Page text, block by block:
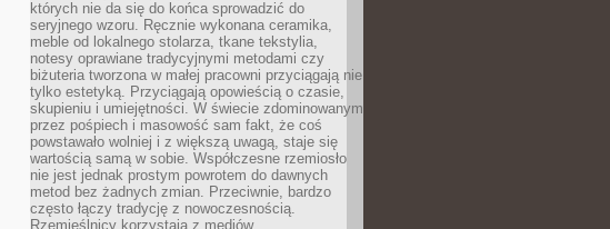
których nie da się do końca sprowadzić do
seryjnego wzoru. Ręcznie wykonana ceramika,
meble od lokalnego stolarza, tkane tekstylia,
notesy oprawiane tradycyjnymi metodami czy
biżuteria tworzona w małej pracowni przyciągają nie
tylko estetyką. Przyciągają opowieścią o czasie,
skupieniu i umiejętności. W świecie zdominowanym
przez pośpiech i masowość sam fakt, że coś
powstawało wolniej i z większą uwagą, staje się
wartością samą w sobie. Współczesne rzemiosło
nie jest jednak prostym powrotem do dawnych
metod bez żadnych zmian. Przeciwnie, bardzo
często łączy tradycję z nowoczesnością.
Rzemieślnicy korzystają z mediów